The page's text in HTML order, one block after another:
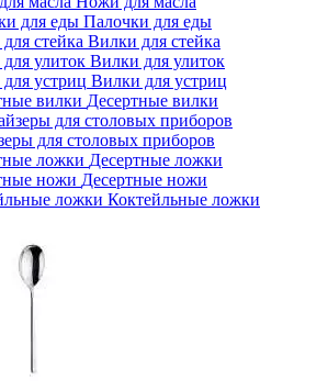
Палочки для еды
Вилки для стейка
Вилки для улиток
Вилки для устриц
Десертные вилки
для столовых приборов
Десертные ложки
Десертные ножи
Коктейльные ложки